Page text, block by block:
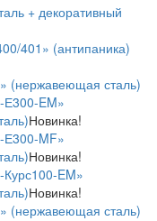
+ декоративный
401» (антипаника)
(нержавеющая сталь)
Е300-EM»
Новинка!
Е300-MF»
Новинка!
Курс100-EM»
Новинка!
(нержавеющая сталь)